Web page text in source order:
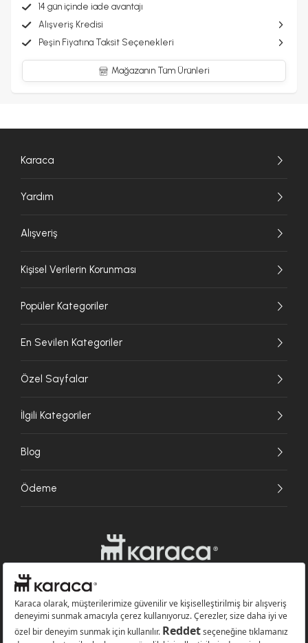
14 gün içinde iade avantajı
Alışveriş Kredisi
Peşin Fiyatına Taksit Seçenekleri
Mağazanın Tüm Ürünleri
Karaca
Yardım
Alışveriş
Kişisel Verilerin Korunması
Popüler Kategoriler
En Sevilen Kategoriler
Özel Sayfalar
İlgili Kategoriler
Blog
Ödeme